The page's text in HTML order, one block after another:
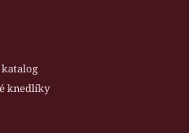
knedlíky